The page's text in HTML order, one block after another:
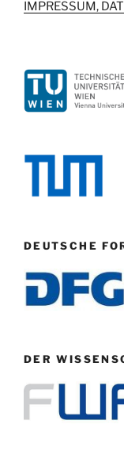
IMPRESSUM,
DEUTSCHE
DER